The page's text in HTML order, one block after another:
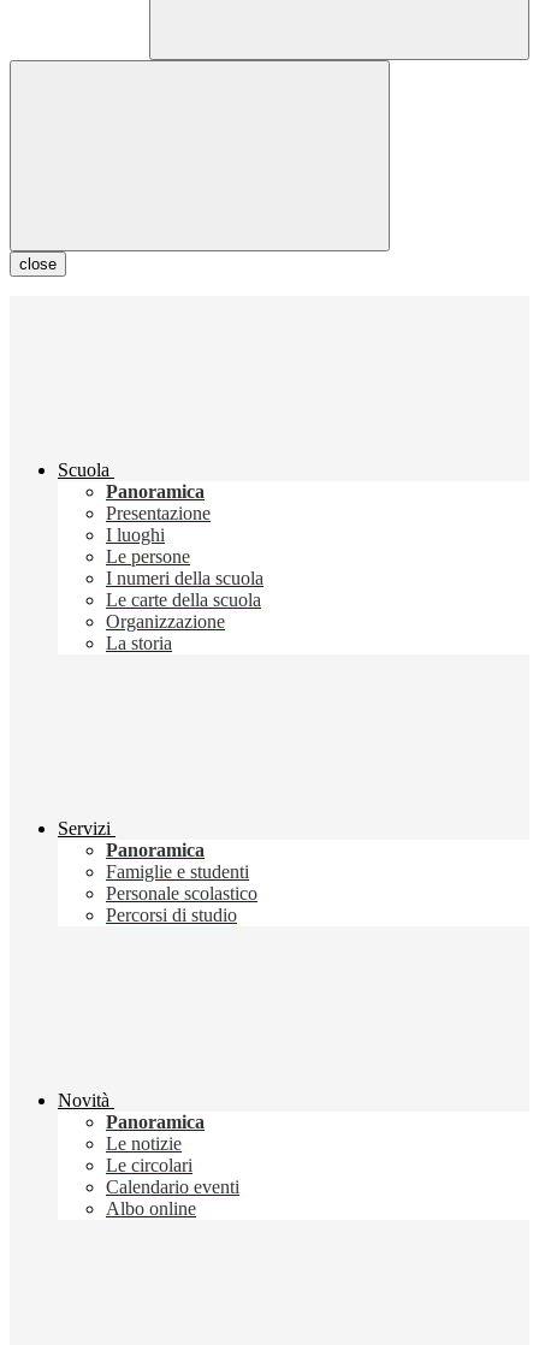
close
Scuola
Panoramica
Presentazione
I luoghi
Le persone
I numeri della scuola
Le carte della scuola
Organizzazione
La storia
Servizi
Panoramica
Famiglie e studenti
Personale scolastico
Percorsi di studio
Novità
Panoramica
Le notizie
Le circolari
Calendario eventi
Albo online